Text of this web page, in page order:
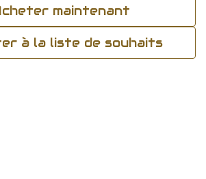
maintenant
à la liste de souhaits